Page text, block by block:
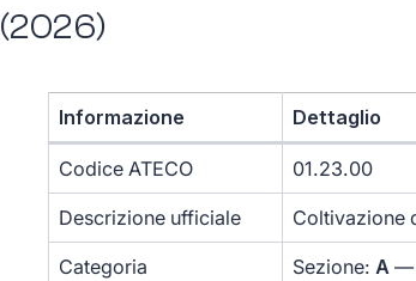
(2026)
Informazione Dettaglio
Codice ATECO 01.23.00
Descrizione ufficiale Coltivazione
Categoria Sezione:A —